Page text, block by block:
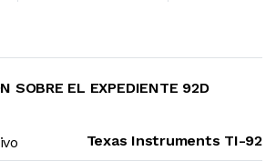
SOBRE EL EXPEDIENTE 92D
Texas Instruments TI-92